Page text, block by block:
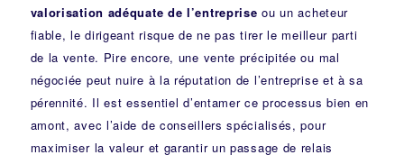
valorisation adéquate de l’entreprise ou un acheteur
fiable, le dirigeant risque de ne pas tirer le meilleur parti
de la vente. Pire encore, une vente précipitée ou mal
négociée peut nuire à la réputation de l’entreprise et à sa
pérennité. Il est essentiel d’entamer ce processus bien en
amont, avec l’aide de conseillers spécialisés, pour
maximiser la valeur et garantir un passage de relais